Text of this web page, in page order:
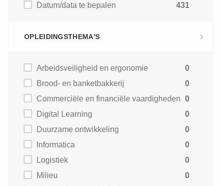
Datum/data te bepalen
431
OPLEIDINGSTHEMA'S
Arbeidsveiligheid en ergonomie
0
Brood- en banketbakkerij
0
Commerciële en financiële vaardigheden 0
Digital Learning
0
Duurzame ontwikkeling
0
Informatica
0
Logistiek
0
Milieu
0